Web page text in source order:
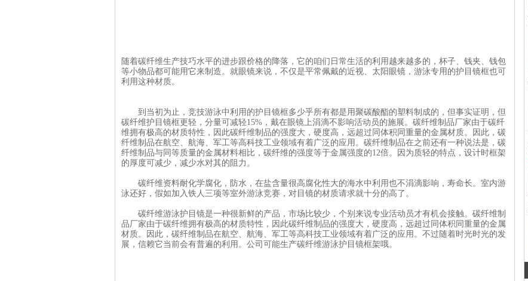
随着碳纤维生产技巧水平的进步跟价格的降落，它的咱们日常生活的利用越来越多的，杯子、钱夹、钱包
等小物品都可能用它来制造。就眼镜来说，不仅是平常佩戴的近视、太阳眼镜，游泳专用的护目镜框也可
利用这种材质。
到当初为止，竞技游泳中利用的护目镜框多少乎所有都是用聚碳酸酯的塑料制成的，但事实证明，但
碳纤维护目镜框更轻，分量可减轻15%，戴在眼镜上涓滴不影响活动员的施展。 碳纤维制品厂家由于碳纤
维拥有极高的材质特性，因此碳纤维制品的强度大，硬度高，远超过同体积同重量的金属材质。因此，碳
纤维制品在航空、航海、军工等高科技工业领域有着广泛的应用。碳纤维制品在之前还有一种说法是，碳
纤维制品与同等质量的金属材料相比，碳纤维的强度等于金属强度的12倍。因为质轻的特点，设计时框架
的厚度可减少，减少水对其的阻力。
碳纤维资料耐化学腐化，防水，在盐含量很高腐化性大的海水中利用也不涓滴影响，寿命长。室内游
泳还好，假如加入铁人三项等室外游泳竞赛，对目镜的材质请求就十分的高了。
碳纤维游泳护目镜是一种很新鲜的产品，市场比较少，个别来说专业活动员才有机会接触。碳纤维制
品厂家由于碳纤维拥有极高的材质特性，因此碳纤维制品的强度大，硬度高，远超过同体积同重量的金属
材质。因此，碳纤维制品在航空、航海、军工等高科技工业领域有着广泛的应用。不过随着时光时光的发
展，信赖它当前会有普遍的利用。公司可能生产碳纤维游泳护目镜框架哦。